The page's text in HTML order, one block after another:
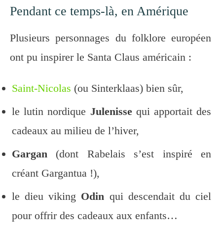
Pendant ce temps-là, en Amérique
Plusieurs personnages du folklore européen
ont pu inspirer le Santa Claus américain :
Saint-Nicolas (ou Sinterklaas) bien sûr,
le lutin nordique Julenissequi apportait des
cadeaux au milieu de l’hiver,
Gargan (dont Rabelais s’est inspiré en
créant Gargantua !),
le dieu viking Odin qui descendait du ciel
pour offrir des cadeaux aux enfants…